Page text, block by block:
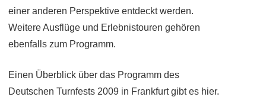
einer anderen Perspektive entdeckt werden.
Weitere Ausflüge und Erlebnistouren gehören
ebenfalls zum Programm.
Einen Überblick über das Programm des
Deutschen Turnfests 2009 in Frankfurt gibt es hier.